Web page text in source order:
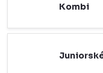
Kombi